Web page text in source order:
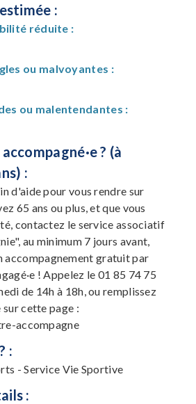
:
réduite :
ou malvoyantes :
ou malentendantes :
? (à
:
d'aide pour vous rendre sur
65 ans ou plus, et que vous
contactez le service associatif
au minimum 7 jours avant,
accompagnement gratuit par
! Appelez le 01 85 74 75
de 14h à 18h, ou remplissez
cette page :
accompagne
:
- Service Vie Sportive
: